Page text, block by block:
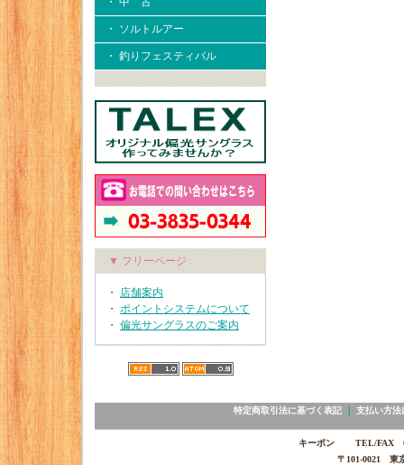
・ ソルトルアー
・ 釣りフェスティバル
▼ フリーページ
・ 店舗案内
・ ポイントシステムについて
・ 偏光サングラスのご案内
特定商取引法に基づく表記｜ 支払い方法
キーポン TEL/FAX
〒101-0021 東